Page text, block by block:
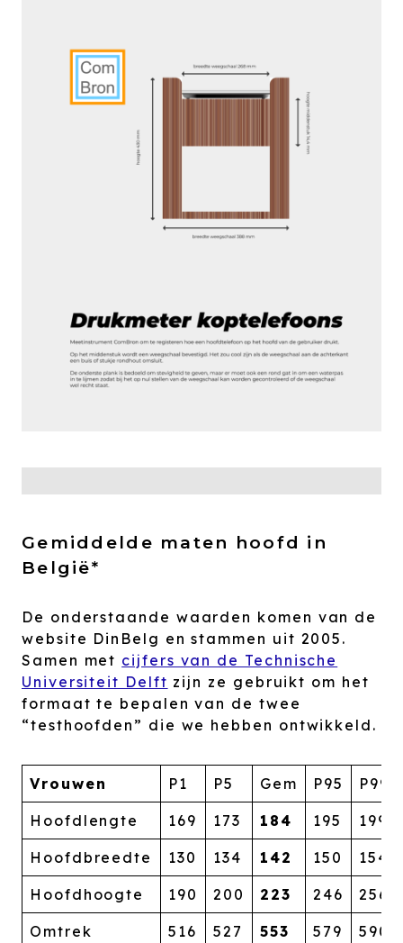
Gemiddelde maten hoofd in
België*
De onderstaande waarden komen van de
website DinBelg en stammen uit 2005.
Samen met cijfers van de Technische
Universiteit Delft zijn ze gebruikt om het
formaat te bepalen van de twee
“testhoofden” die we hebben ontwikkeld.
Vrouwen P1 P5 Gem P95 P99
Hoofdlengte 169 173 184 195 199
Hoofdbreedte 130 134 142 150 154
Hoofdhoogte 190 200 223 246 256
Omtrek 516 527 553 579 590